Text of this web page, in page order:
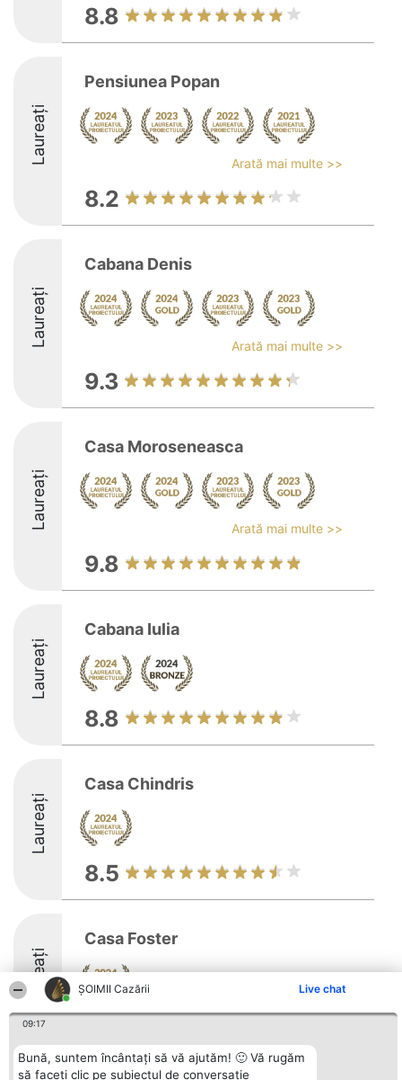
ȘOIMII Cazării Live chat
09:17
Bună, suntem încântați să vă ajutăm! 🙂 Vă rugăm
să faceți clic pe subiectul de conversație
8.8
Laureați
Pensiunea Popan
Arată mai multe >>
8.2
Laureați
Cabana Denis
Arată mai multe >>
9.3
Laureați
Casa Moroseneasca
Arată mai multe >>
9.8
Laureați
Cabana Iulia
8.8
Laureați
Casa Chindris
8.5
Laureați
Casa Foster